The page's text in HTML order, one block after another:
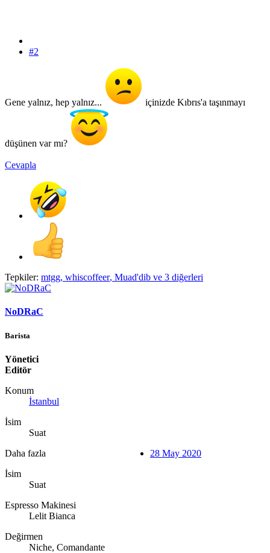
#2
Gene yalnız, hep yalnız... içinizde Kıbrıs'a taşınmayı
düşünen var mı?
Cevapla
Tepkiler: mtgg, whiscoffeer, Muad'dib ve 3 diğerleri
NoDRaC
Barista
Yönetici
Editör
Konum
İstanbul
İsim
Suat
Daha fazla
İsim
Suat
Espresso Makinesi
Lelit Bianca
Değirmen
Niche, Comandante
28 May 2020